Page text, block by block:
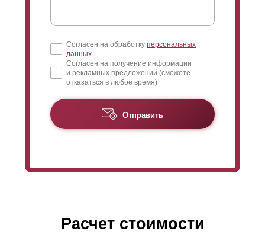
Согласен на обработку персональных
данных
Согласен на получение информации
и рекламных предложений (сможете
отказаться в любое время)
Отправить
Расчет стоимости